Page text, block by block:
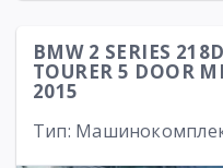
BMW 2 SERIES
TOURER 5 DOOR
2015
Тип: